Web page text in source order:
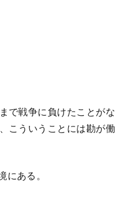
で戦争に負けたことがな
こういうことには勘が働
ある。